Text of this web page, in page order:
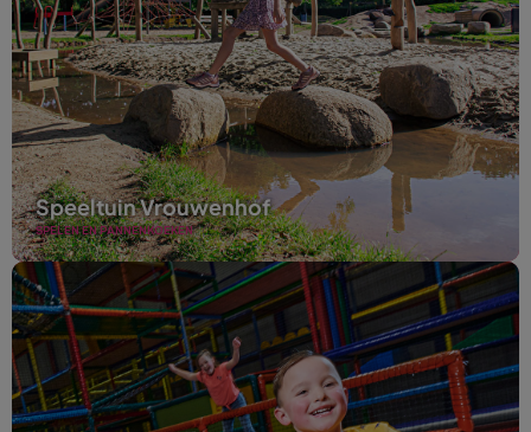
Speeltuin Vrouwenhof
SPELEN EN PANNENKOEKEN